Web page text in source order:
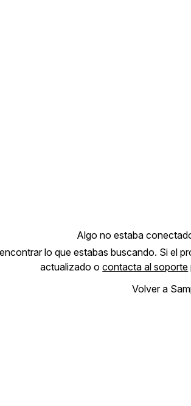
Algo no estaba
lo que estabas buscando. Si el
actualizado ocontacta al soporte
Volver a